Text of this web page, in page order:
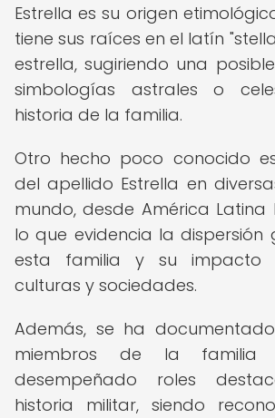
Estrella es su origen
tiene sus raíces en el latín
estrella, sugiriendo una
simbologías astrales o
historia de la familia.
Otro hecho poco conocido
del apellido Estrella en
mundo, desde América Latina
lo que evidencia la
esta familia y su impacto
culturas y sociedades.
Además, se ha
miembros de la familia
desempeñado roles
historia militar, siendo